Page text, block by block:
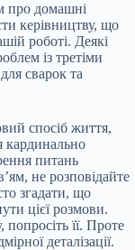
про домашні
керівництву, що
роботі. Деякі
із третіми
сварок та
спосіб життя,
кардинально
питань
не розповідайте
згадати, що
цієї розмови.
її. Проте
деталізації.